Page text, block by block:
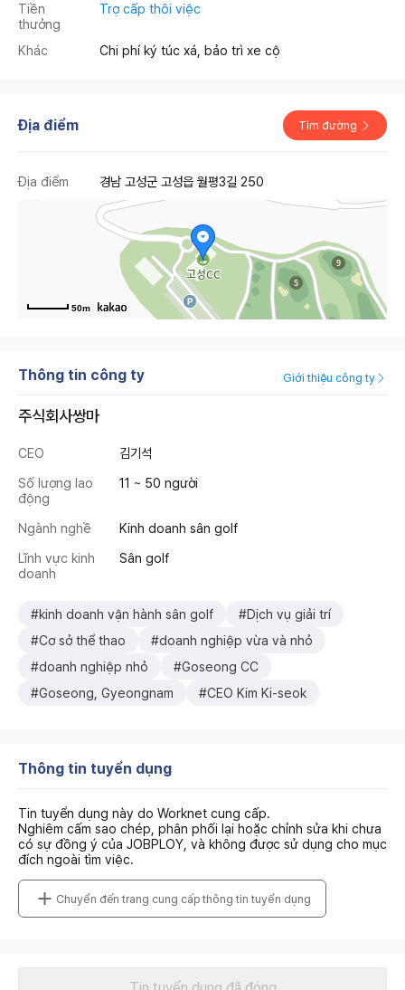
Tiền
thưởng
Trợ cấp thôi việc
Khác Chi phí ký túc xá, bảo trì xe cộ
Địa điểm Tìm đường
Địa điểm 경남 고성군 고성읍 월평3길 250
50m
Thông tin công ty Giới thiệu công ty
주식회사쌍마
CEO
김기석
Số lượng lao
động
11 ~ 50 người
Ngành nghề
Kinh doanh sân golf
Lĩnh vực kinh
doanh
Sân golf
#kinh doanh vận hành sân golf
#Dịch vụ giải trí
#Cơ sở thể thao
#doanh nghiệp vừa và nhỏ
#doanh nghiệp nhỏ
#Goseong CC
#Goseong, Gyeongnam
#CEO Kim Ki-seok
Thông tin tuyển dụng
Tin tuyển dụng này do Worknet cung cấp.
Nghiêm cấm sao chép, phân phối lại hoặc chỉnh sửa khi chưa
có sự đồng ý của JOBPLOY, và không được sử dụng cho mục
đích ngoài tìm việc.
Chuyển đến trang cung cấp thông tin tuyển dụng